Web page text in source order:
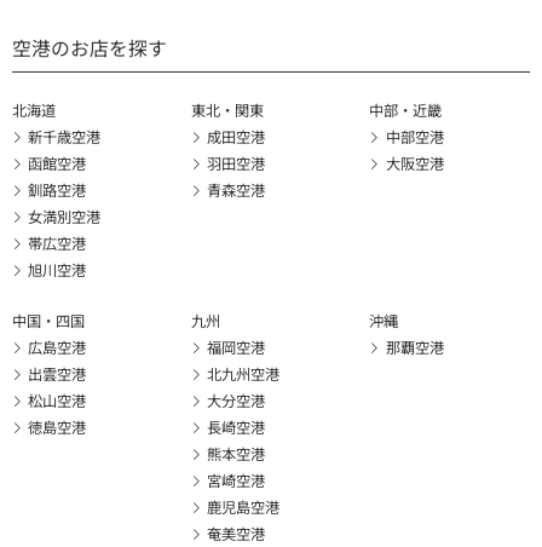
空港のお店を探す
北海道
新千歳空港
函館空港
釧路空港
女満別空港
帯広空港
旭川空港
東北・関東
成田空港
羽田空港
青森空港
中部・近畿
中部空港
大阪空港
中国・四国
広島空港
出雲空港
松山空港
徳島空港
九州
福岡空港
北九州空港
大分空港
長崎空港
熊本空港
宮崎空港
鹿児島空港
奄美空港
沖縄
那覇空港